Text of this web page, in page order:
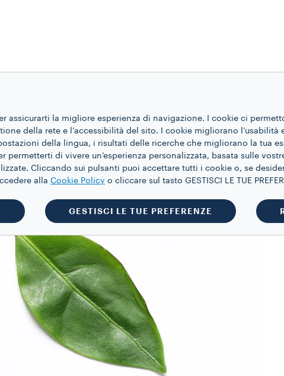
assicurarti la migliore esperienza di navigazione. I cookie ci
della rete e l’accessibilità del sito. I cookie migliorano l’usabilità
della lingua, i risultati delle ricerche che migliorano la tua
permetterti di vivere un’esperienza personalizzata, basata sulle
Cliccando sui pulsanti puoi accettare tutti i cookie o, se
alla Cookie Policy o cliccare sul tasto GESTISCI LE TUE
GESTISCI LE TUE PREFERENZE